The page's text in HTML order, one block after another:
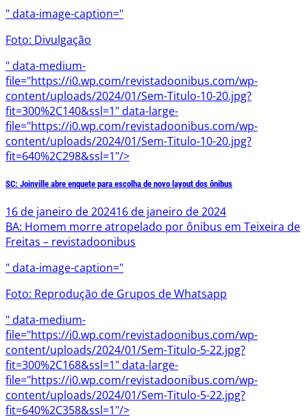
" data-image-caption="
Foto: Divulgação
" data-medium-
file="https://i0.wp.com/revistadoonibus.com/wp-
content/uploads/2024/01/Sem-Titulo-10-20.jpg?
fit=300%2C140&ssl=1" data-large-
file="https://i0.wp.com/revistadoonibus.com/wp-
content/uploads/2024/01/Sem-Titulo-10-20.jpg?
fit=640%2C298&ssl=1"/>
SC: Joinville abre enquete para escolha de novo layout dos ônibus
16 de janeiro de 202416 de janeiro de 2024
BA: Homem morre atropelado por ônibus em Teixeira de
Freitas – revistadoonibus
" data-image-caption="
Foto: Reprodução de Grupos de Whatsapp
" data-medium-
file="https://i0.wp.com/revistadoonibus.com/wp-
content/uploads/2024/01/Sem-Titulo-5-22.jpg?
fit=300%2C168&ssl=1" data-large-
file="https://i0.wp.com/revistadoonibus.com/wp-
content/uploads/2024/01/Sem-Titulo-5-22.jpg?
fit=640%2C358&ssl=1"/>